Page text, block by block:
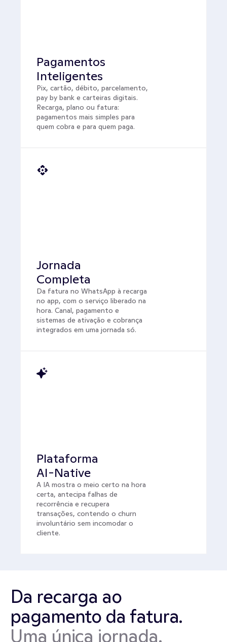
Pagamentos
Inteligentes
Pix, cartão, débito, parcelamento,
pay by bank e carteiras digitais.
Recarga, plano ou fatura:
pagamentos mais simples para
quem cobra e para quem paga.
Jornada
Completa
Da fatura no WhatsApp à recarga
no app, com o serviço liberado na
hora. Canal, pagamento e
sistemas de ativação e cobrança
integrados em uma jornada só.
Plataforma
AI-Native
A IA mostra o meio certo na hora
certa, antecipa falhas de
recorrência e recupera
transações, contendo o churn
involuntário sem incomodar o
cliente.
Da recarga ao
pagamento da fatura.
Uma única jornada.